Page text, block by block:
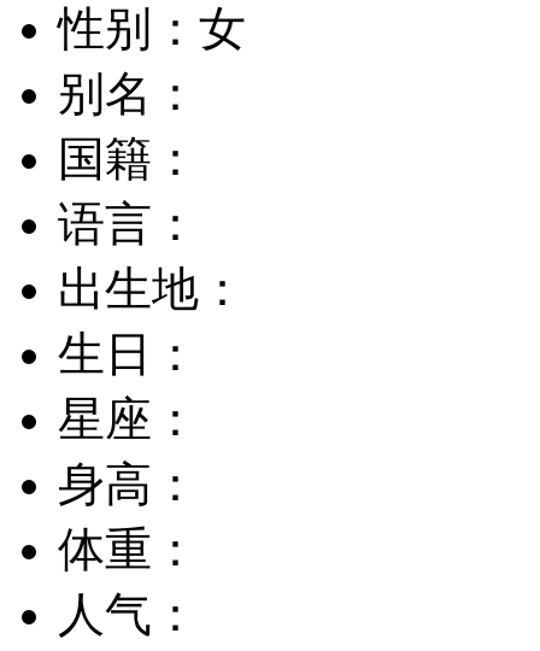
性别： 女
别名：
国籍：
语言：
出生地：
生日：
星座：
身高：
体重：
人气：